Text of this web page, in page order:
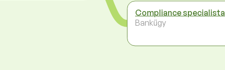
Compliance specialista
Bankügy